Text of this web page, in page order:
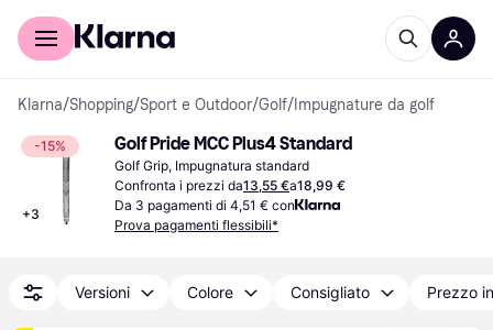
Per il tuo shopping
Klarna/Shopping/Sport e Outdoor/Golf/ Impugnature da golf
-15%
+3
Golf Pride MCC Plus4 Standard
Golf Grip, Impugnatura standard
Confronta i prezzi da13,55 €a18,99 €
Da 3 pagamenti di 4,51 € con
Prova pagamenti flessibili*
Versioni Colore Consigliato Prezzo